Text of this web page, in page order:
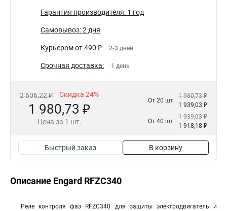
Гарантия производителя: 1 год
Самовывоз: 2 дня
Курьером от 490 ₽ 2-3 дней
Срочная доставка: 1 день
2 606,22 ₽ Скидка 24%
1 980,73 ₽
Цена за 1 шт.
От 20 шт:
1 980,73 ₽
1 939,03 ₽
От 40 шт:
1 939,03 ₽
1 918,18 ₽
Быстрый заказ В корзину
Описание Engard RFZC340
Реле контроля фаз RFZC340 для защиты электродвигатель и